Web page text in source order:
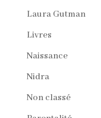
Laura Gutman
Livres
Naissance
Nidra
Non classé